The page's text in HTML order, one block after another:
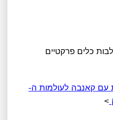
כלים פרקטיים
עם קאנבה לעולמות ה-
>